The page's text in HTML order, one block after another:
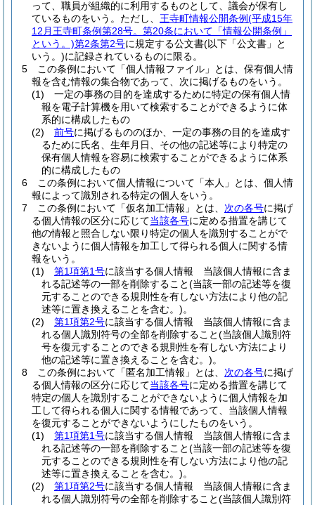
って、職員が組織的に利用するものとして、議会が保有し
ているものをいう。 ただし、 王寺町情報公開条例(平成15年
12月王寺町条例第28号。第20条において「情報公開条例」
という。)第2条第2号に規定する公文書(以下「公文書」と
いう。)に記録されているものに限る。
5
この条例において「個人情報ファイル」とは、保有個人情
報を含む情報の集合物であって、次に掲げるものをいう。
(1)
一定の事務の目的を達成するために特定の保有個人情
報を電子計算機を用いて検索することができるように体
系的に構成したもの
(2)
前号に掲げるもののほか、一定の事務の目的を達成す
るために氏名、生年月日、その他の記述等により特定の
保有個人情報を容易に検索することができるように体系
的に構成したもの
6
この条例において個人情報について「本人」とは、個人情
報によって識別される特定の個人をいう。
7
この条例において「仮名加工情報」とは、 次の各号に掲げ
る個人情報の区分に応じて当該各号に定める措置を講じて
他の情報と照合しない限り特定の個人を識別することがで
きないように個人情報を加工して得られる個人に関する情
報をいう。
(1)
第1項第1号に該当する個人情報 当該個人情報に含ま
れる記述等の一部を削除すること(当該一部の記述等を復
元することのできる規則性を有しない方法により他の記
述等に置き換えることを含む。)。
(2)
第1項第2号に該当する個人情報 当該個人情報に含ま
れる個人識別符号の全部を削除すること(当該個人識別符
号を復元することのできる規則性を有しない方法により
他の記述等に置き換えることを含む。)。
8
この条例において「匿名加工情報」とは、 次の各号に掲げ
る個人情報の区分に応じて当該各号に定める措置を講じて
特定の個人を識別することができないように個人情報を加
工して得られる個人に関する情報であって、当該個人情報
を復元することができないようにしたものをいう。
(1)
第1項第1号に該当する個人情報 当該個人情報に含ま
れる記述等の一部を削除すること(当該一部の記述等を復
元することのできる規則性を有しない方法により他の記
述等に置き換えることを含む。)。
(2)
第1項第2号に該当する個人情報 当該個人情報に含ま
れる個人識別符号の全部を削除すること(当該個人識別符